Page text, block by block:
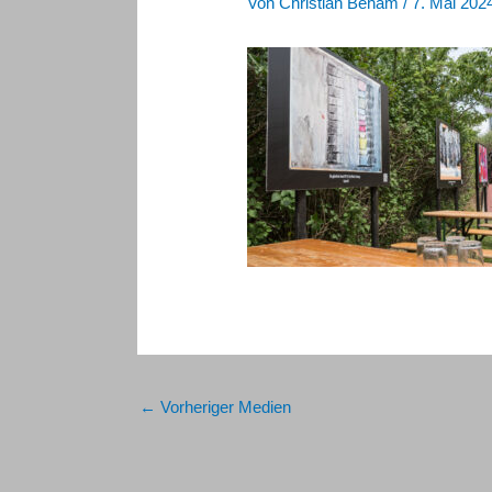
← Vorheriger Medien